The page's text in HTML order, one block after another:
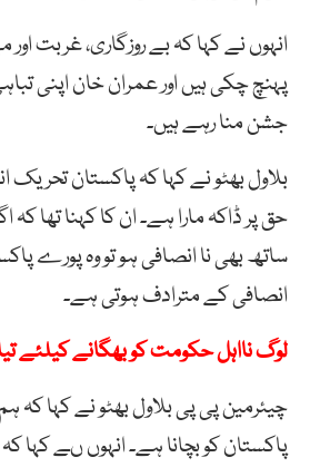
انہوں نے کہا کہ بے روزگاری، غربت
پہنچ چکی ہیں اور عمران خان اپنی
جشن منا رہے ہیں۔
بلاول بھٹو نے کہا کہ پاکستان
حق پر ڈاکہ مارا ہے۔ ان کا کہنا تھا
ساتھ بھی نا انصافی ہو تو وہ پورے
انصافی کے مترادف ہوتی ہے۔
لوگ نااہل حکومت کو بھگانے کیلئے
چیئرمین پی پی بلاول بھٹو نے کہا
پاکستان کو بچانا ہے۔ انہوں ںے کہا